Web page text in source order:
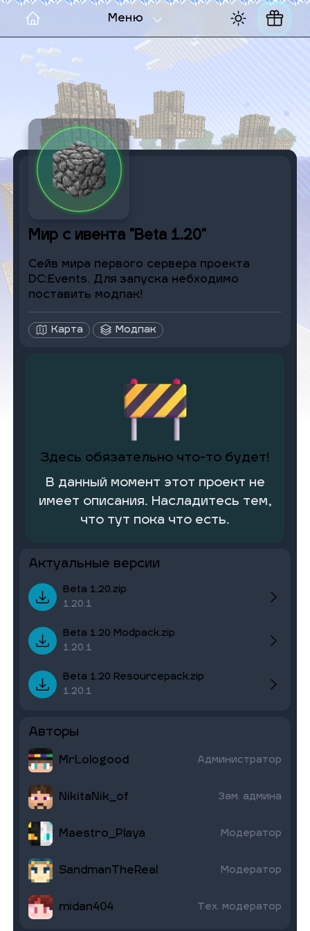
Меню
Мир с ивента "Beta 1.20"
Сейв мира первого сервера проекта
DC:Events. Для запуска небходимо
поставить модпак!
Картa Модпак
Здесь обязательно что-то будет!
В данный момент этот проект не
имеет описания. Насладитесь тем,
что тут пока что есть.
Актуальные версии
Beta 1.20.zip
1.20.1
Beta 1.20 Modpack.zip
1.20.1
Beta 1.20 Resourcepack.zip
1.20.1
Авторы
MrLologood Администратор
NikitaNik_of Зам. админа
Maestro_Playa Модератор
SandmanTheReal Модератор
midan404 Тех. модератор